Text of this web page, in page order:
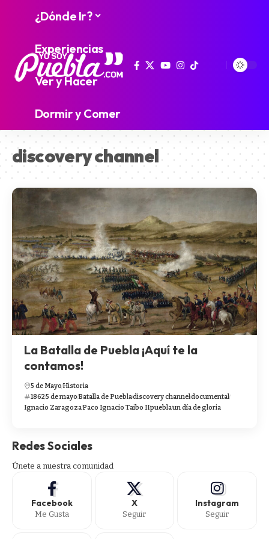
¿Dónde Ir?
Experiencias
Ver y Hacer
Dormir y Comer
discovery channel
La Batalla de Puebla ¡Aquí te la
contamos!
5 de MayoHistoria
18625 de mayoBatalla de Puebladiscovery channeldocumental
Ignacio ZaragozaPaco Ignacio Taibo IIpueblaun día de gloria
Redes Sociales
Únete a nuestra comunidad
Facebook
Me Gusta
X
Seguir
Instagram
Seguir